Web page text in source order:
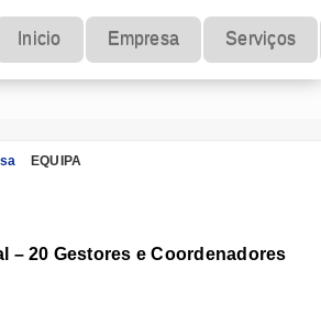
Inicio Empresa Serviços
EQUIPA
– 20 Gestores e Coordenadores